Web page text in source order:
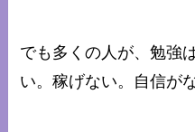
でも多くの人が、勉強
い。稼げない。自信がな